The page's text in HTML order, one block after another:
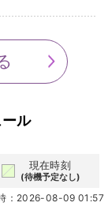
ル
現在時刻
(待機予定なし)
：2026-08-09 01:57